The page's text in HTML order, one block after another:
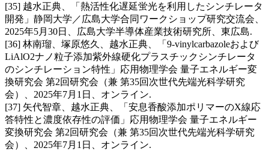
[35] 越水正典、「熱活性化遅延蛍光を利用したシンチレータ
開発」静岡大学／広島大学合同ワークショップ研究交流会、
2025年5月30日、広島大学半導体産業技術研究所、東広島.
[36] 林南瑠、塚原悠久、越水正典、「9-vinylcarbazoleおよび
LiAlO2ナノ粒子添加紫外線硬化プラスチックシンチレータ
のシンチレーション特性」応用物理学会 量子エネルギー変
換研究会 第2回研究会（兼 第35回次世代先端光科学研究
会）、2025年7月1日、オンライン.
[37] 矢代智章、越水正典、「安息香酸添加ポリマーのX線応
答特性と濃度依存性の評価」応用物理学会 量子エネルギー
変換研究会 第2回研究会（兼 第35回次世代先端光科学研究
会）、2025年7月1日、オンライン.